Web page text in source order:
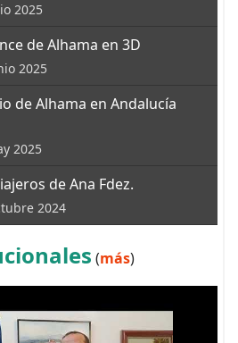
2025
de Alhama en 3D
2025
de Alhama en Andalucía
2025
de Ana Fdez.
2024
(más)